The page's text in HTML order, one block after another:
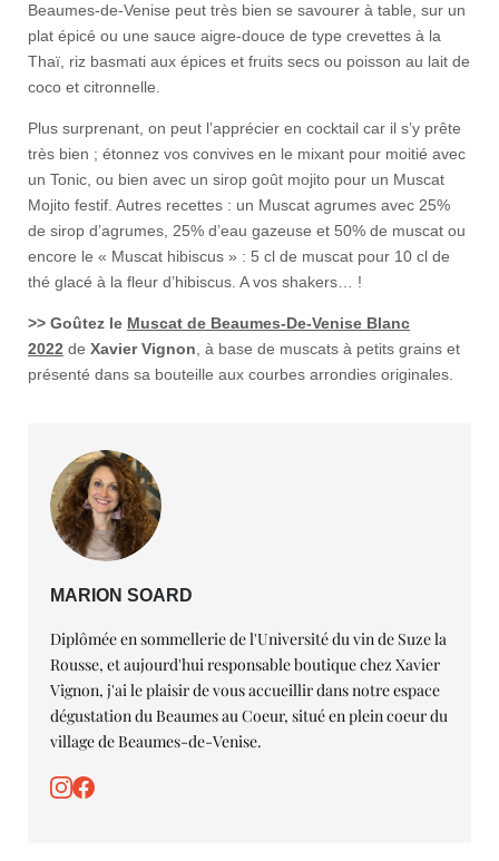
Beaumes-de-Venise peut très bien se savourer à table, sur un
plat épicé ou une sauce aigre-douce de type crevettes à la
Thaï, riz basmati aux épices et fruits secs ou poisson au lait de
coco et citronnelle.
Plus surprenant, on peut l’apprécier en cocktail car il s’y prête
très bien ; étonnez vos convives en le mixant pour moitié avec
un Tonic, ou bien avec un sirop goût mojito pour un Muscat
Mojito festif. Autres recettes : un Muscat agrumes avec 25%
de sirop d’agrumes, 25% d’eau gazeuse et 50% de muscat ou
encore le « Muscat hibiscus » : 5 cl de muscat pour 10 cl de
thé glacé à la fleur d’hibiscus. A vos shakers… !
>> Goûtez le Muscat de Beaumes-De-Venise Blanc
2022 de Xavier Vignon , à base de muscats à petits grains et
présenté dans sa bouteille aux courbes arrondies originales.
MARION SOARD
Diplômée en sommellerie de l'Université du vin de Suze la
Rousse, et aujourd'hui responsable boutique chez Xavier
Vignon, j'ai le plaisir de vous accueillir dans notre espace
dégustation du Beaumes au Coeur, situé en plein coeur du
village de Beaumes-de-Venise.